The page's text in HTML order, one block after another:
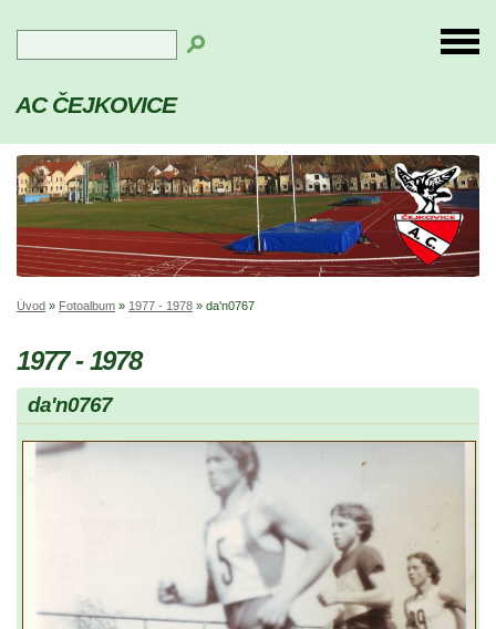
AC ČEJKOVICE
Úvod » Fotoalbum » 1977 - 1978 » da'n0767
1977 - 1978
da'n0767